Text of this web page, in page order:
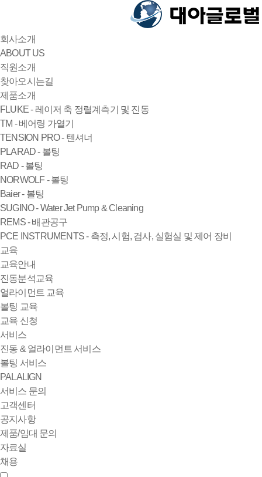
회사소개
ABOUT US
직원소개
찾아오시는길
제품소개
FLUKE - 레이저 축 정렬계측기 및 진동
TM - 베어링 가열기
TENSION PRO - 텐셔너
PLARAD - 볼팅
RAD - 볼팅
NORWOLF - 볼팅
Baier - 볼팅
SUGINO - Water Jet Pump & Cleaning
REMS - 배관공구
PCE INSTRUMENTS - 측정, 시험, 검사, 실험실 및 제어 장비
교육
교육안내
진동분석교육
얼라이먼트 교육
볼팅 교육
교육 신청
서비스
진동 & 얼라이먼트 서비스
볼팅 서비스
PALALIGN
서비스 문의
고객센터
공지사항
제품/임대 문의
자료실
채용